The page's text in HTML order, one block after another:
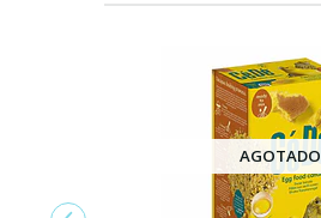
AGOTADO